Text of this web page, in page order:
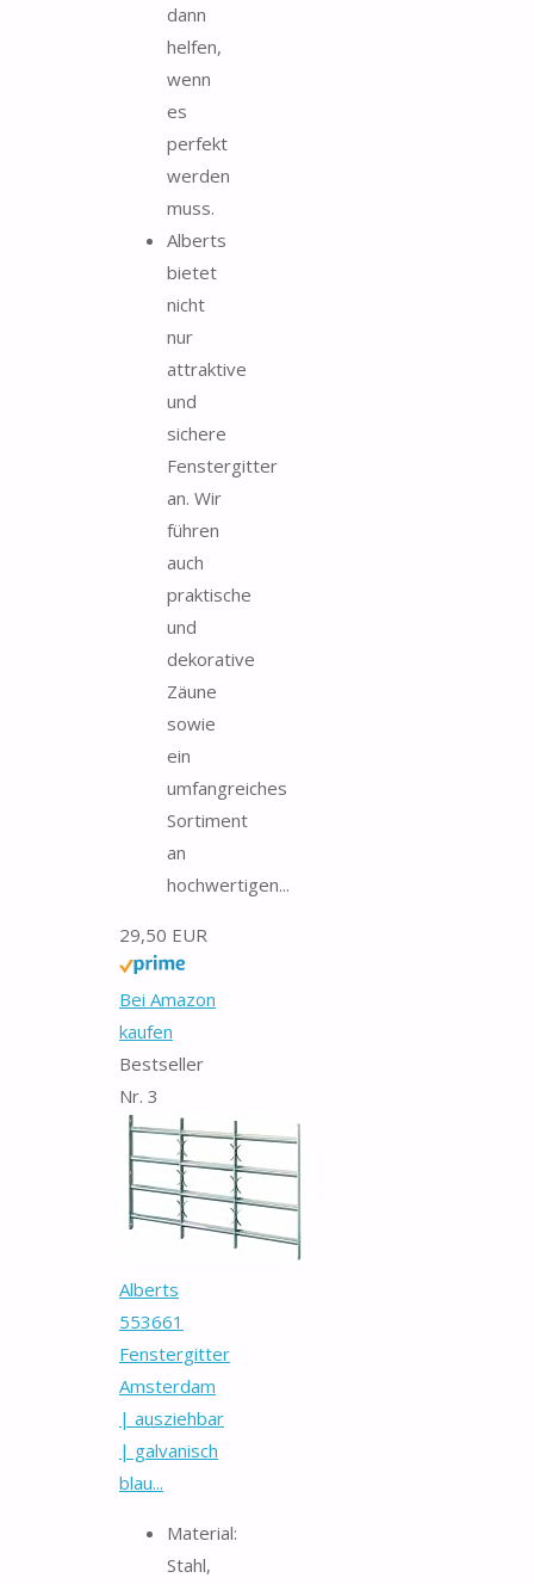
dann
helfen,
wenn
es
perfekt
werden
muss.
Alberts
bietet
nicht
nur
attraktive
und
sichere
Fenstergitter
an. Wir
führen
auch
praktische
und
dekorative
Zäune
sowie
ein
umfangreiches
Sortiment
an
hochwertigen...
29,50 EUR
Bei Amazon
kaufen
Bestseller
Nr. 3
Alberts
553661
Fenstergitter
Amsterdam
| ausziehbar
| galvanisch
blau...
Material:
Stahl,